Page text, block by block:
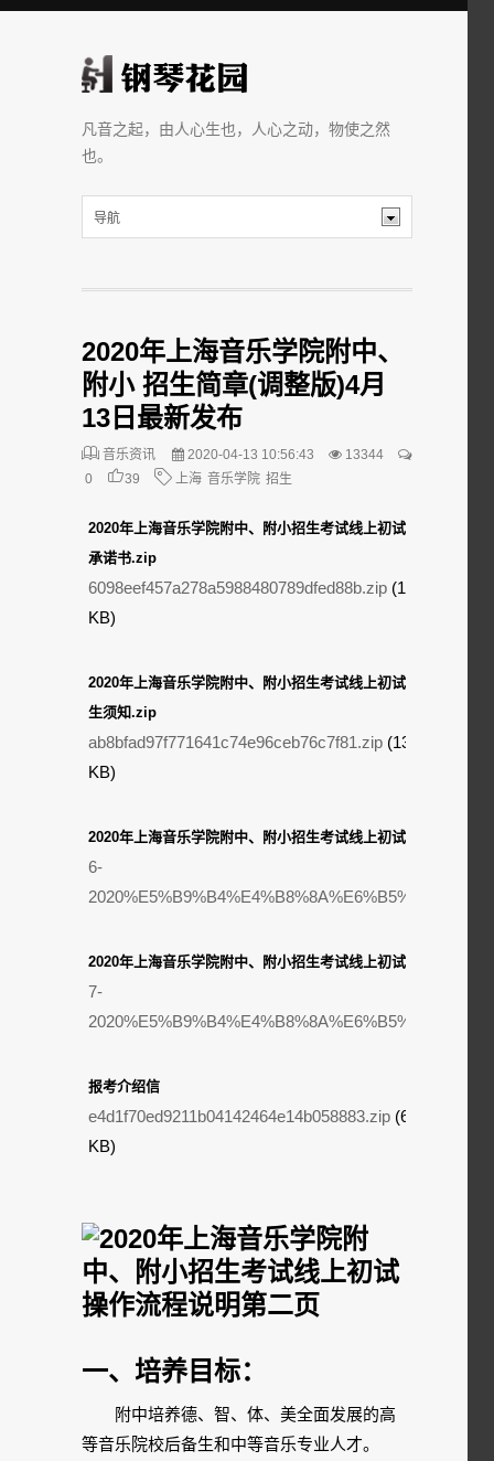
凡音之起，由人心生也，人心之动，物使之然
也。
2020年上海音乐学院附中、
附小 招生简章(调整版)4月
13日最新发布
音乐资讯 2020-04-13 10:56:43
13344
0
39 上海 音乐学院 招生
2020年上海音乐学院附中、附小招生考试线上初试考生
承诺书.zip
6098eef457a278a5988480789dfed88b.zip (11.18
KB)
2020年上海音乐学院附中、附小招生考试线上初试考
生须知.zip
ab8bfad97f771641c74e96ceb76c7f81.zip (13.97
KB)
2020年上海音乐学院附中、附小招生考试线上初试操作视频
6-
2020年上海音乐学院附中、附小招生考试线上初试视频拍摄参
7-
报考介绍信
e4d1f70ed9211b04142464e14b058883.zip (6.62
KB)
一、培养目标：
附中培养德、智、体、美全面发展的高
等音乐院校后备生和中等音乐专业人才。